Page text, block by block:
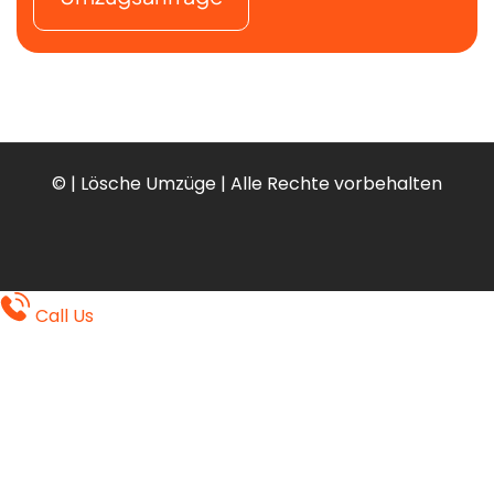
Wir wissen: Ein guter Umzug muss nicht spektakulär
sein – sondern solide. Mit Menschen, die anpacken,
flexible Lösungen, auch wenn sich etwas ändert
© | Lösche Umzüge | Alle Rechte vorbehalten
Call Us